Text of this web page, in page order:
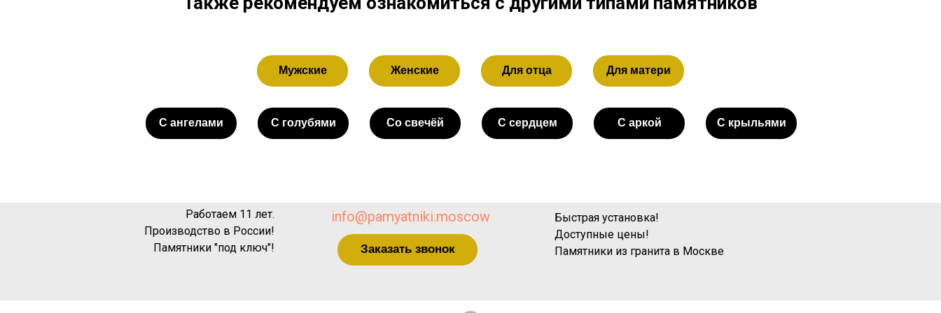
Мужские Женские Для отца Для матери
С ангелами С голубями Со свечёй С сердцем С аркой С крыльями
Работаем 11 лет.
Производство в России!
Памятники "под ключ"!
info@pamyatniki.moscow
Быстрая установка!
Доступные цены!
Памятники из гранита в Москве
Заказать звонок